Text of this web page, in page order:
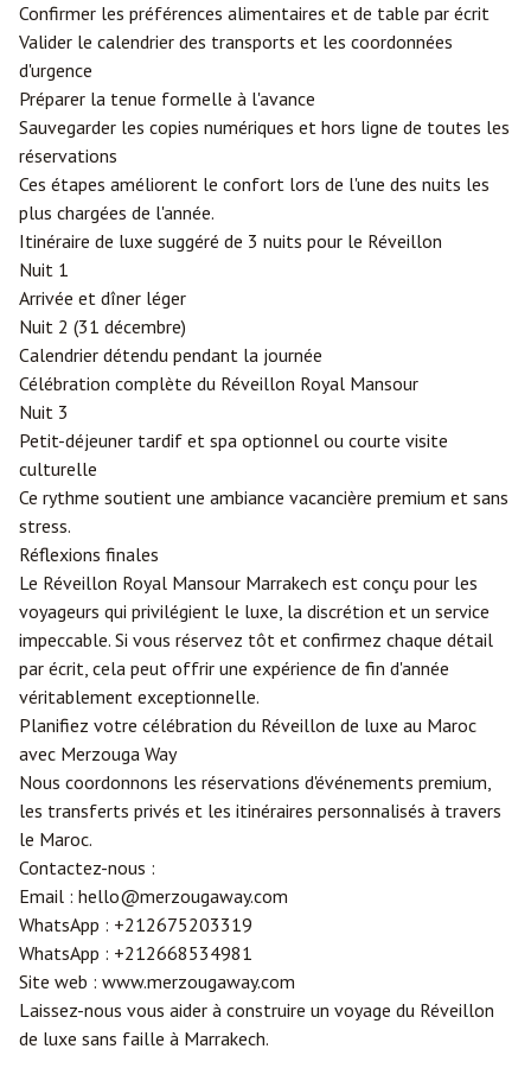
Confirmer les préférences alimentaires et de table par écrit
Valider le calendrier des transports et les coordonnées
d'urgence
Préparer la tenue formelle à l'avance
Sauvegarder les copies numériques et hors ligne de toutes les
réservations
Ces étapes améliorent le confort lors de l'une des nuits les
plus chargées de l'année.
Itinéraire de luxe suggéré de 3 nuits pour le Réveillon
Nuit 1
Arrivée et dîner léger
Nuit 2 (31 décembre)
Calendrier détendu pendant la journée
Célébration complète du Réveillon Royal Mansour
Nuit 3
Petit-déjeuner tardif et spa optionnel ou courte visite
culturelle
Ce rythme soutient une ambiance vacancière premium et sans
stress.
Réflexions finales
Le Réveillon Royal Mansour Marrakech est conçu pour les
voyageurs qui privilégient le luxe, la discrétion et un service
impeccable. Si vous réservez tôt et confirmez chaque détail
par écrit, cela peut offrir une expérience de fin d'année
véritablement exceptionnelle.
Planifiez votre célébration du Réveillon de luxe au Maroc
avec Merzouga Way
Nous coordonnons les réservations d'événements premium,
les transferts privés et les itinéraires personnalisés à travers
le Maroc.
Contactez-nous :
Email : hello@merzougaway.com
WhatsApp : +212675203319
WhatsApp : +212668534981
Site web : www.merzougaway.com
Laissez-nous vous aider à construire un voyage du Réveillon
de luxe sans faille à Marrakech.